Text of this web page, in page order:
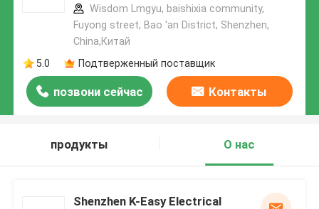
Wisdom Lmgyu, baishixia community,
Fuyong street, Bao 'an District, Shenzhen,
China,Китай
5.0
Подтверженный поставщик
позвони сейчас Контакты
продукты О нас
Shenzhen K-Easy Electrical